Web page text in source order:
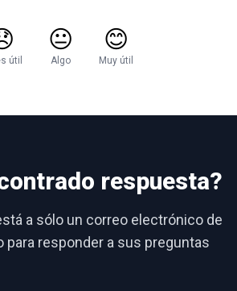
útil
😐
Algo
😊
Muy útil
respuesta?
a sólo un correo electrónico de
para responder a sus preguntas